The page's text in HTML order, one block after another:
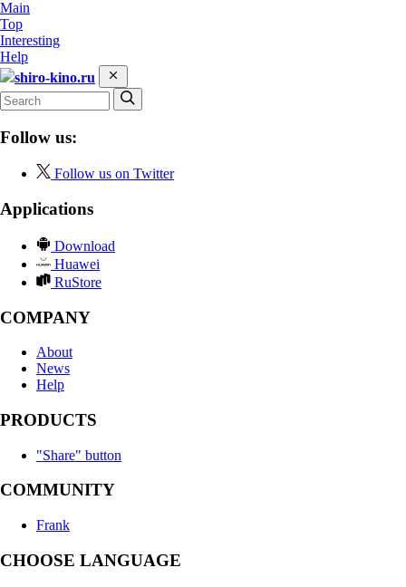
Main
Top
Interesting
Help
shiro-kino.ru
Follow us:
Follow us on Twitter
Applications
Download
Huawei
RuStore
COMPANY
About
News
Help
PRODUCTS
"Share" button
COMMUNITY
Frank
CHOOSE LANGUAGE